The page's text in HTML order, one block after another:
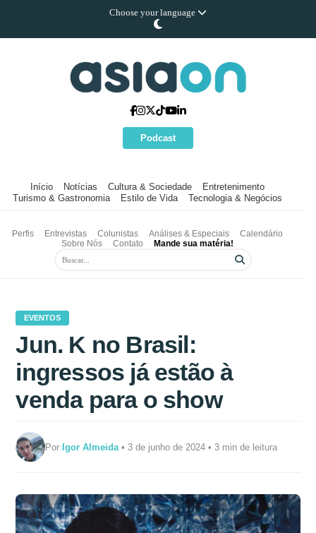
Choose your language
Podcast
Início Notícias Cultura & Sociedade
Entretenimento
Turismo & Gastronomia
Estilo de Vida Tecnologia & Negócios
Perfis Entrevistas Colunistas Análises & Especiais
Calendário
Sobre Nós
Contato Mande sua matéria!
EVENTOS
Jun. K no Brasil:
ingressos já estão à
venda para o show
PorIgor Almeida • 3 de junho de 2024 • 3 min de leitura